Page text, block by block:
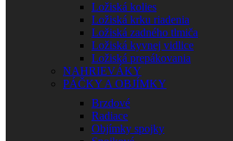
Ložiská kolies
Ložiská krku riadenia
Ložiská zadného tlmiča
Ložiská kyvnej vidlice
Ložiská prepákovania
NAHRIEVÁKY
PÁČKY A OBJÍMKY
Brzdové
Radiace
Objímky spojky